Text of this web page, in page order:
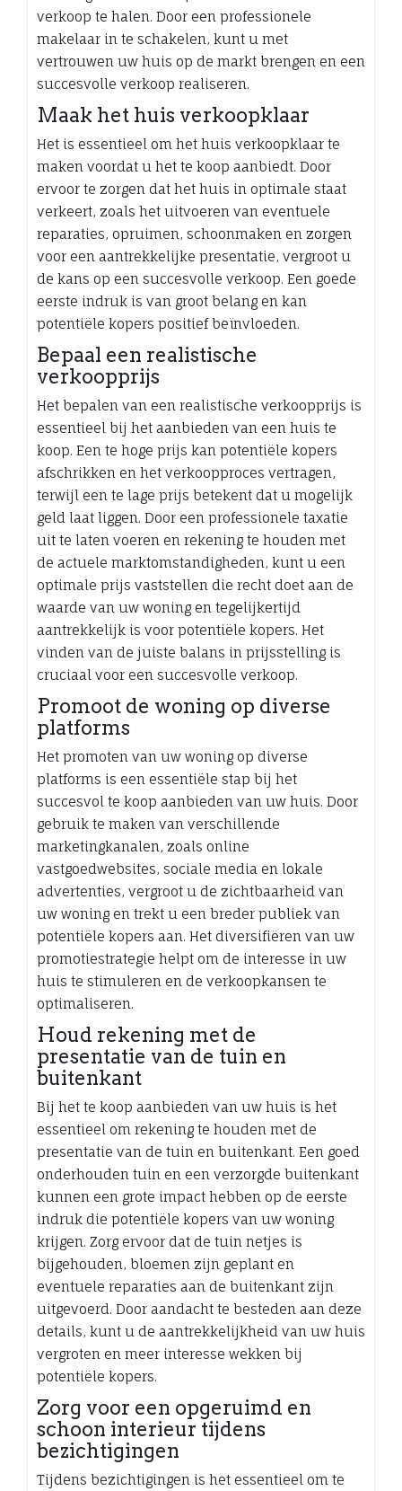
verkoop te halen. Door een professionele
makelaar in te schakelen, kunt u met
vertrouwen uw huis op de markt brengen en een
succesvolle verkoop realiseren.
Maak het huis verkoopklaar
Het is essentieel om het huis verkoopklaar te
maken voordat u het te koop aanbiedt. Door
ervoor te zorgen dat het huis in optimale staat
verkeert, zoals het uitvoeren van eventuele
reparaties, opruimen, schoonmaken en zorgen
voor een aantrekkelijke presentatie, vergroot u
de kans op een succesvolle verkoop. Een goede
eerste indruk is van groot belang en kan
potentiële kopers positief beïnvloeden.
Bepaal een realistische
verkoopprijs
Het bepalen van een realistische verkoopprijs is
essentieel bij het aanbieden van een huis te
koop. Een te hoge prijs kan potentiële kopers
afschrikken en het verkoopproces vertragen,
terwijl een te lage prijs betekent dat u mogelijk
geld laat liggen. Door een professionele taxatie
uit te laten voeren en rekening te houden met
de actuele marktomstandigheden, kunt u een
optimale prijs vaststellen die recht doet aan de
waarde van uw woning en tegelijkertijd
aantrekkelijk is voor potentiële kopers. Het
vinden van de juiste balans in prijsstelling is
cruciaal voor een succesvolle verkoop.
Promoot de woning op diverse
platforms
Het promoten van uw woning op diverse
platforms is een essentiële stap bij het
succesvol te koop aanbieden van uw huis. Door
gebruik te maken van verschillende
marketingkanalen, zoals online
vastgoedwebsites, sociale media en lokale
advertenties, vergroot u de zichtbaarheid van
uw woning en trekt u een breder publiek van
potentiële kopers aan. Het diversifiëren van uw
promotiestrategie helpt om de interesse in uw
huis te stimuleren en de verkoopkansen te
optimaliseren.
Houd rekening met de
presentatie van de tuin en
buitenkant
Bij het te koop aanbieden van uw huis is het
essentieel om rekening te houden met de
presentatie van de tuin en buitenkant. Een goed
onderhouden tuin en een verzorgde buitenkant
kunnen een grote impact hebben op de eerste
indruk die potentiële kopers van uw woning
krijgen. Zorg ervoor dat de tuin netjes is
bijgehouden, bloemen zijn geplant en
eventuele reparaties aan de buitenkant zijn
uitgevoerd. Door aandacht te besteden aan deze
details, kunt u de aantrekkelijkheid van uw huis
vergroten en meer interesse wekken bij
potentiële kopers.
Zorg voor een opgeruimd en
schoon interieur tijdens
bezichtigingen
Tijdens bezichtigingen is het essentieel om te